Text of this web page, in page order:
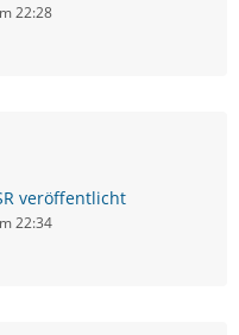
22:28
veröffentlicht
22:34